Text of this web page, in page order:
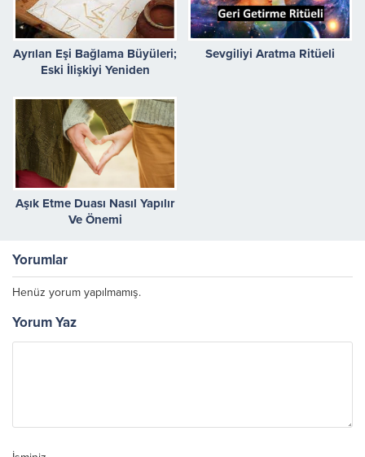
Ayrılan Eşi Bağlama Büyüleri;
Eski İlişkiyi Yeniden
Sevgiliyi Aratma Ritüeli
Aşık Etme Duası Nasıl Yapılır
Ve Önemi
Yorumlar
Henüz yorum yapılmamış.
Yorum Yaz